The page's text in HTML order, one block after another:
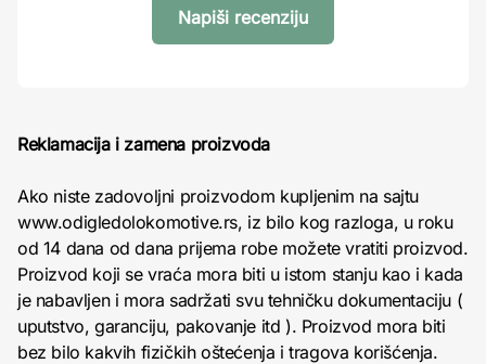
Napiši recenziju
Reklamacija i zamena proizvoda
Ako niste zadovoljni proizvodom kupljenim na sajtu
www.odigledolokomotive.rs, iz bilo kog razloga, u roku
od 14 dana od dana prijema robe možete vratiti proizvod.
Proizvod koji se vraća mora biti u istom stanju kao i kada
je nabavljen i mora sadržati svu tehničku dokumentaciju (
uputstvo, garanciju, pakovanje itd ). Proizvod mora biti
bez bilo kakvih fizičkih oštećenja i tragova korišćenja.